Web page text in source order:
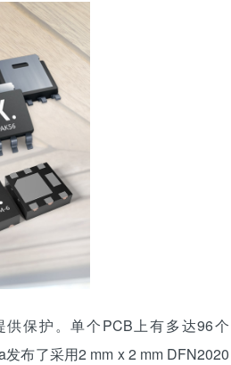
保护。单个PCB上有多达96个
布了采用2 mm x 2 mm DFN2020